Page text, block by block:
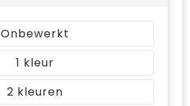
Onbewerkt
1
2